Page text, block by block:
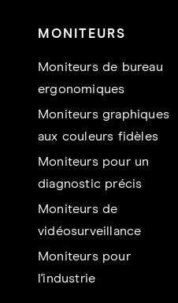
MONITEURS
Moniteurs de bureau
ergonomiques
Moniteurs graphiques
aux couleurs fidèles
Moniteurs pour un
diagnostic précis
Moniteurs de
vidéosurveillance
Moniteurs pour
l'industrie